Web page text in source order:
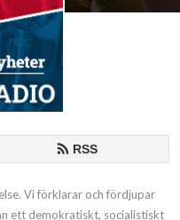
RSS
Vi förklarar och fördjupar
ett demokratiskt, socialistiskt